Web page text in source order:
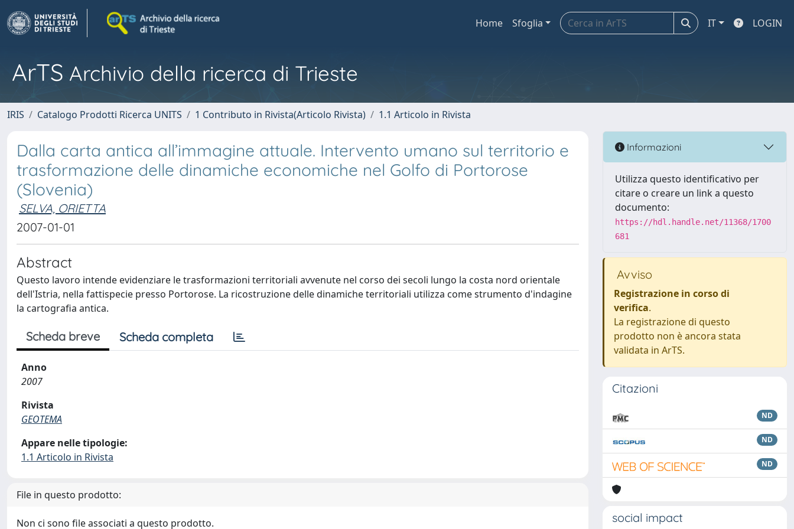
Home Sfoglia IT LOGIN
ArTS Archivio della ricerca di Trieste
IRIS Catalogo Prodotti Ricerca UNITS 1 Contributo in Rivista(Articolo Rivista) 1.1 Articolo in Rivista
Dalla carta antica all’immagine attuale. Intervento umano sul territorio e
trasformazione delle dinamiche economiche nel Golfo di Portorose
(Slovenia)
SELVA, ORIETTA
2007-01-01
Abstract
Questo lavoro intende evidenziare le trasformazioni territoriali avvenute nel corso dei secoli lungo la costa nord orientale
dell'Istria, nella fattispecie presso Portorose. La ricostruzione delle dinamiche territoriali utilizza come strumento d'indagine
la cartografia antica.
Scheda breve Scheda completa
Anno
2007
Rivista
GEOTEMA
Appare nelle tipologie:
1.1 Articolo in Rivista
File in questo prodotto:
Non ci sono file associati a questo prodotto.
Informazioni
Utilizza questo identificativo per
citare o creare un link a questo
documento:
https://hdl.handle.net/11368/1700
681
Avviso
Registrazione in corso di
verifica.
La registrazione di questo
prodotto non è ancora stata
validata in ArTS.
Citazioni
ND
ND
ND
social impact